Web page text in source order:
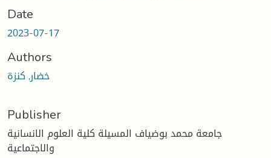
Date
2023-07-17
Authors
خضار, كنزة
Publisher
جامعة محمد بوضياف المسيلة كلية العلوم الانسانية
والاجتماعية